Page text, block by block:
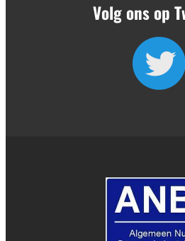
Volg ons op